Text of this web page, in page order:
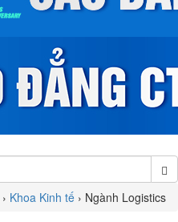
› Khoa Kinh tế › Ngành Logistics